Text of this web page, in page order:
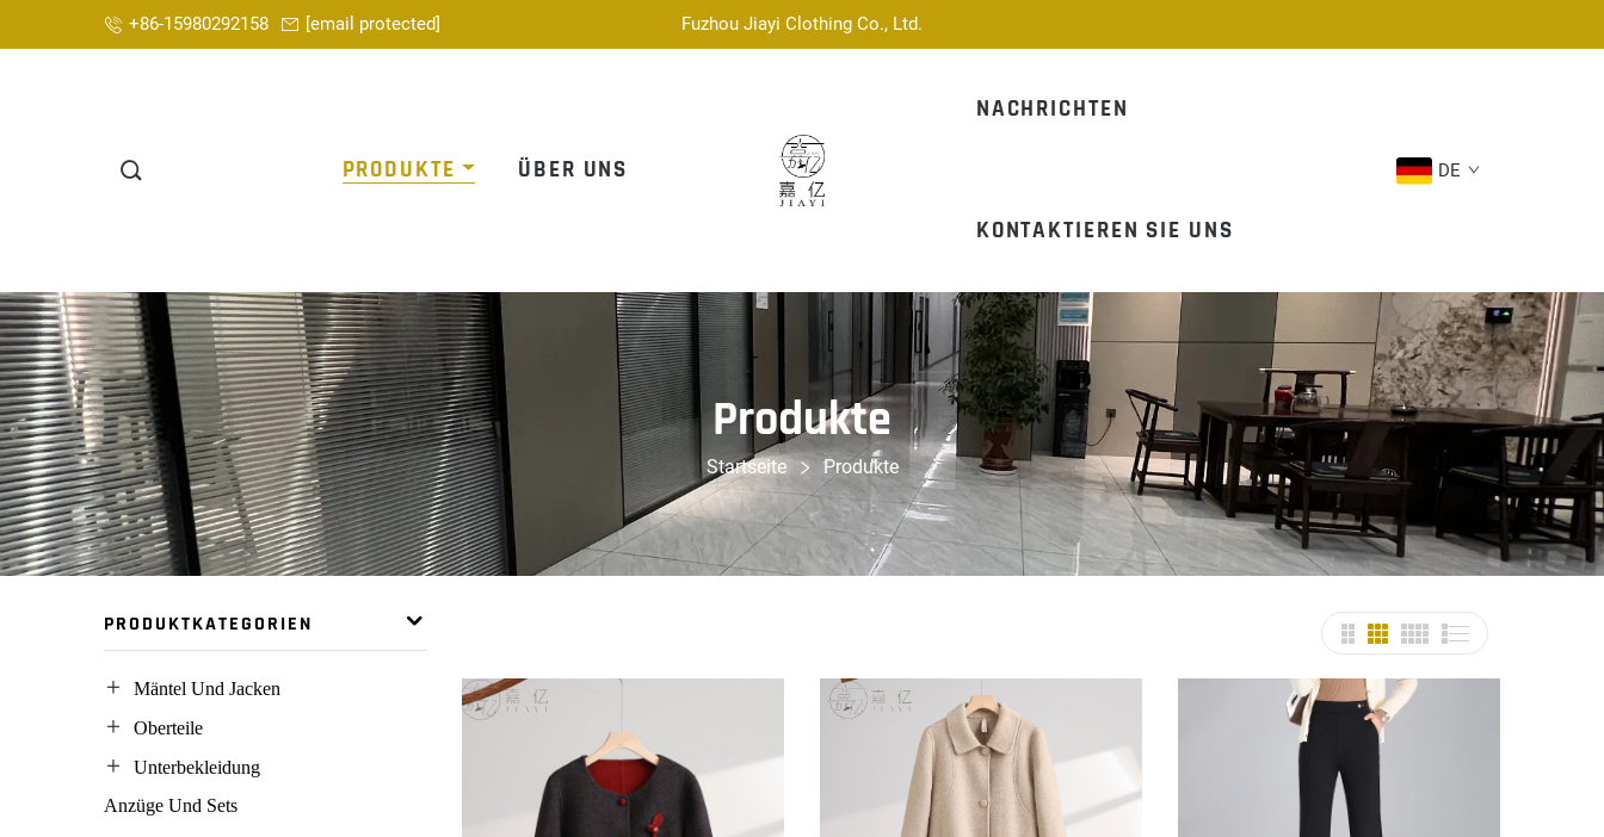
+86-15980292158 [email protected] Fuzhou Jiayi Clothing Co., Ltd.
PRODUKTE ÜBER UNS
NACHRICHTEN
KONTAKTIEREN SIE UNS
DE
Produkte
Startseite Produkte
PRODUKTKATEGORIEN
Mäntel Und Jacken
Oberteile
Unterbekleidung
Anzüge Und Sets